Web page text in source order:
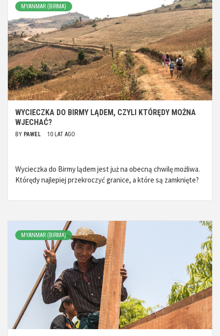
MYANMAR (BIRMA)
WYCIECZKA DO BIRMY LĄDEM, CZYLI KTÓRĘDY MOŻNA
WJECHAĆ?
BY PAWEL 10 LAT AGO
Wycieczka do Birmy lądem jest już na obecną chwilę możliwa.
Którędy najlepiej przekroczyć granice, a które są zamknięte?
MYANMAR (BIRMA)